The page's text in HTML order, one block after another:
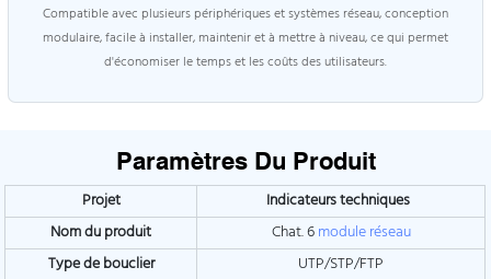
Compatible avec plusieurs périphériques et systèmes réseau, conception
modulaire, facile à installer, maintenir et à mettre à niveau, ce qui permet
d'économiser le temps et les coûts des utilisateurs.
Paramètres Du Produit
Projet
Indicateurs techniques
Nom du produit
Chat. 6module réseau
Type de bouclier
UTP/STP/FTP